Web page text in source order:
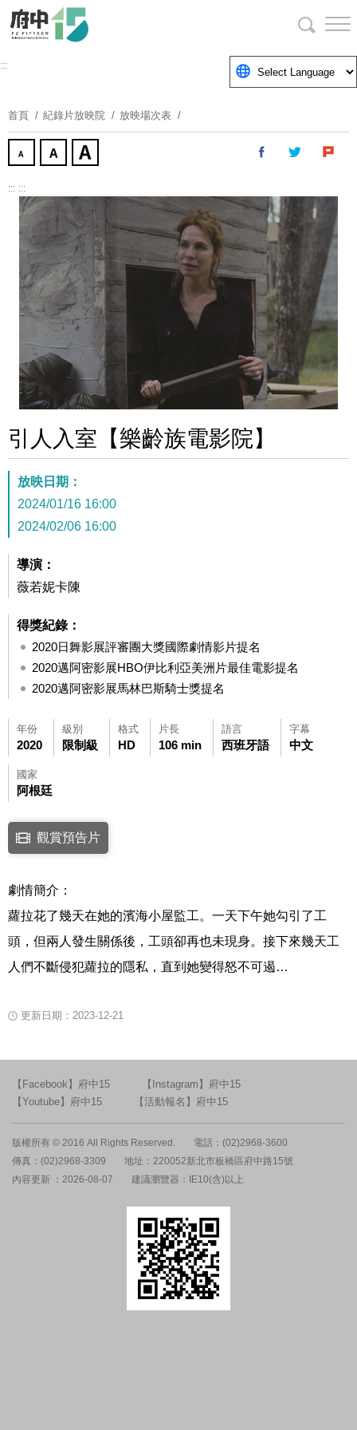
要
塊
:::
首頁 紀錄片放映院 放映場次表
::: :::
引人入室【樂齡族電影院】
放映日期：
2024/01/16 16:00
2024/02/06 16:00
導演：
薇若妮卡陳
得獎紀錄：
2020日舞影展評審團大獎國際劇情影片提名
2020邁阿密影展HBO伊比利亞美洲片最佳電影提名
2020邁阿密影展馬林巴斯騎士獎提名
年份
2020
級別
限制級
格式
HD
片長
106 min
語言
西班牙語
字幕
中文
國家
阿根廷
點擊下列連結開啟視窗後，可使用鍵盤Tab鍵移至影片中央播放鍵，再
連結至Youtube網站觀看此影片(開新視窗)
觀賞預告片
劇情簡介：
蘿拉花了幾天在她的濱海小屋監工。一天下午她勾引了工
頭，但兩人發生關係後，工頭卻再也未現身。接下來幾天工
人們不斷侵犯蘿拉的隱私，直到她變得怒不可遏…
更新日期：2023-12-21
【Facebook】府中15
【Instagram】府中15
【Youtube】府中15
【活動報名】府中15
版權所有 © 2016 All Rights Reserved.
電話：(02)2968-3600
傳真：(02)2968-3309
地址：220052新北市板橋區府中路15號
內容更新 ：2026-08-07
建議瀏覽器：IE10(含)以上